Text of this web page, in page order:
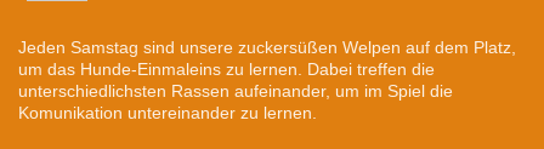
Jeden Samstag sind unsere zuckersüßen Welpen auf dem Platz,
um das Hunde-Einmaleins zu lernen. Dabei treffen die
unterschiedlichsten Rassen aufeinander, um im Spiel die
Komunikation untereinander zu lernen.